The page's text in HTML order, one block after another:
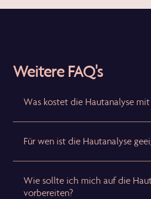
Weitere FAQ's
Was kostet die Hautanalyse mit
Für wen ist die Hautanalyse
Wie sollte ich mich auf die
vorbereiten?